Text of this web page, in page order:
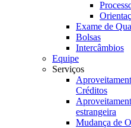
Exame de
Bolsas
Intercâmbios
Equipe
Serviços
Créditos
estrangeira
Mudança de